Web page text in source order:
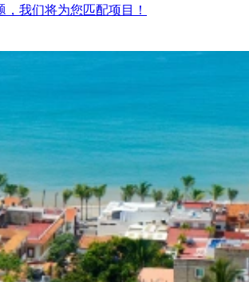
，我们将为您匹配项目！